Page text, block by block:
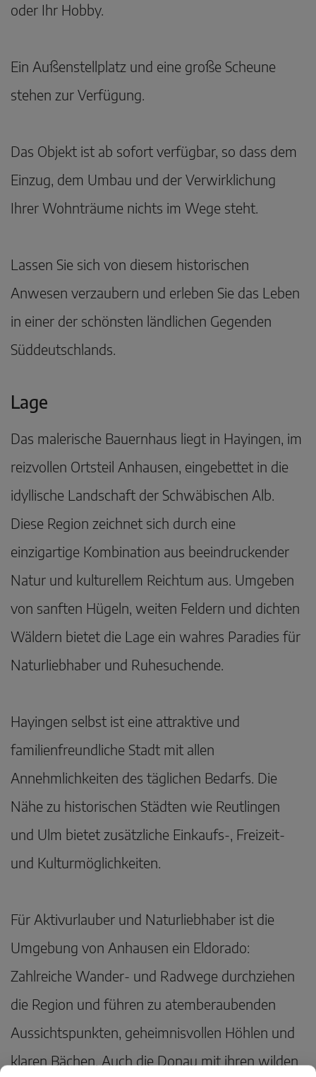
oder Ihr Hobby.
Ein Außenstellplatz und eine große Scheune
stehen zur Verfügung.
Das Objekt ist ab sofort verfügbar, so dass dem
Einzug, dem Umbau und der Verwirklichung
Ihrer Wohnträume nichts im Wege steht.
Lassen Sie sich von diesem historischen
Anwesen verzaubern und erleben Sie das Leben
in einer der schönsten ländlichen Gegenden
Süddeutschlands.
Lage
Das malerische Bauernhaus liegt in Hayingen, im
reizvollen Ortsteil Anhausen, eingebettet in die
idyllische Landschaft der Schwäbischen Alb.
Diese Region zeichnet sich durch eine
einzigartige Kombination aus beeindruckender
Natur und kulturellem Reichtum aus. Umgeben
von sanften Hügeln, weiten Feldern und dichten
Wäldern bietet die Lage ein wahres Paradies für
Naturliebhaber und Ruhesuchende.
Hayingen selbst ist eine attraktive und
familienfreundliche Stadt mit allen
Annehmlichkeiten des täglichen Bedarfs. Die
Nähe zu historischen Städten wie Reutlingen
und Ulm bietet zusätzliche Einkaufs-, Freizeit-
und Kulturmöglichkeiten.
Für Aktivurlauber und Naturliebhaber ist die
Umgebung von Anhausen ein Eldorado:
Zahlreiche Wander- und Radwege durchziehen
die Region und führen zu atemberaubenden
Aussichtspunkten, geheimnisvollen Höhlen und
klaren Bächen. Auch die Donau mit ihren wilden